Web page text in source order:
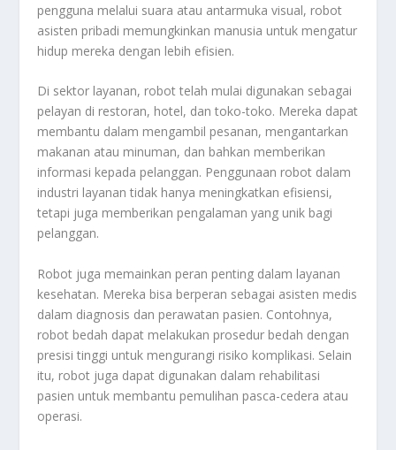
pengguna melalui suara atau antarmuka visual, robot
asisten pribadi memungkinkan manusia untuk mengatur
hidup mereka dengan lebih efisien.
Di sektor layanan, robot telah mulai digunakan sebagai
pelayan di restoran, hotel, dan toko-toko. Mereka dapat
membantu dalam mengambil pesanan, mengantarkan
makanan atau minuman, dan bahkan memberikan
informasi kepada pelanggan. Penggunaan robot dalam
industri layanan tidak hanya meningkatkan efisiensi,
tetapi juga memberikan pengalaman yang unik bagi
pelanggan.
Robot juga memainkan peran penting dalam layanan
kesehatan. Mereka bisa berperan sebagai asisten medis
dalam diagnosis dan perawatan pasien. Contohnya,
robot bedah dapat melakukan prosedur bedah dengan
presisi tinggi untuk mengurangi risiko komplikasi. Selain
itu, robot juga dapat digunakan dalam rehabilitasi
pasien untuk membantu pemulihan pasca-cedera atau
operasi.